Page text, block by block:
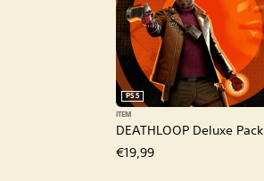
DEATHLOOP Deluxe Pack
PS5
ITEM
€19,99